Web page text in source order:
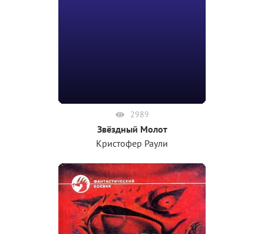
2989
Звёздный Молот
Кристофер Раули